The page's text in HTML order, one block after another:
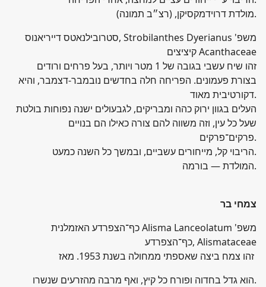
מולדת דרוידמקסיקן, (רצ״ב תמונה).
סטרובילנאטס דייריאנוס, Strobilanthes Dyerianus משפ'
קיציצים Acanthaceae
זהו שיח עשבי בגובה של 1 מטר ויותר, בעל פרחים ורודים
בצורת פעמונים. הפריחה חלה בחדשים נובמבר-דצמבר, והיא
דקורטיבית מאוד.
העלים בגוון ירוק כהה ומבריקים, לגבעולים ישנה נפוחות בולטת
שעל כל עין, וזה משווה להם צורה כאילו הם בנויים
פרקים־פרקים.
הריבוי קל, מייחורים עשביים, ובמשך כל השנה כמעט.
המולדת — בורמה.
צמחי בר
כף־הצפרדע האזמלנית Alisma Lanceolatum משפ'
כף־הצפרדע, Alismataceae
הוא גדל בחדוה ופורח כל קיץ, ואף מרבה מהזרעים שנשרו.